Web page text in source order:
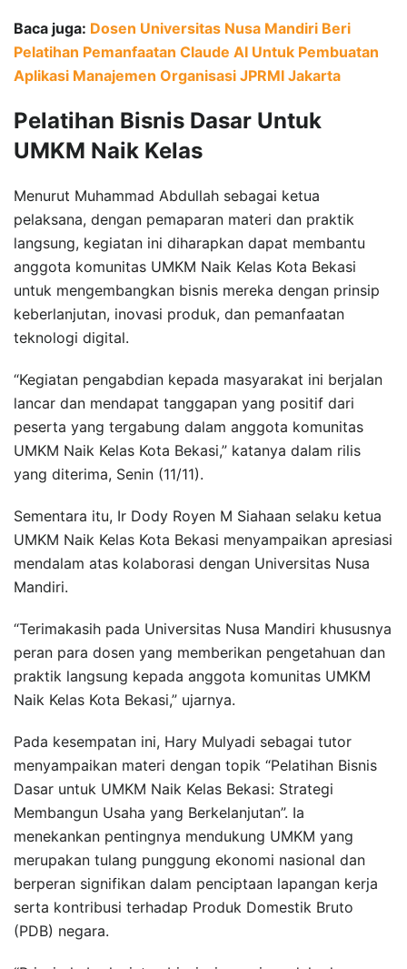
Baca juga: Dosen Universitas Nusa Mandiri Beri
Pelatihan Pemanfaatan Claude AI Untuk Pembuatan
Aplikasi Manajemen Organisasi JPRMI Jakarta
Pelatihan Bisnis Dasar Untuk
UMKM Naik Kelas
Menurut Muhammad Abdullah sebagai ketua
pelaksana, dengan pemaparan materi dan praktik
langsung, kegiatan ini diharapkan dapat membantu
anggota komunitas UMKM Naik Kelas Kota Bekasi
untuk mengembangkan bisnis mereka dengan prinsip
keberlanjutan, inovasi produk, dan pemanfaatan
teknologi digital.
“Kegiatan pengabdian kepada masyarakat ini berjalan
lancar dan mendapat tanggapan yang positif dari
peserta yang tergabung dalam anggota komunitas
UMKM Naik Kelas Kota Bekasi,” katanya dalam rilis
yang diterima, Senin (11/11).
Sementara itu, Ir Dody Royen M Siahaan selaku ketua
UMKM Naik Kelas Kota Bekasi menyampaikan apresiasi
mendalam atas kolaborasi dengan Universitas Nusa
Mandiri.
“Terimakasih pada Universitas Nusa Mandiri khususnya
peran para dosen yang memberikan pengetahuan dan
praktik langsung kepada anggota komunitas UMKM
Naik Kelas Kota Bekasi,” ujarnya.
Pada kesempatan ini, Hary Mulyadi sebagai tutor
menyampaikan materi dengan topik “Pelatihan Bisnis
Dasar untuk UMKM Naik Kelas Bekasi: Strategi
Membangun Usaha yang Berkelanjutan”. Ia
menekankan pentingnya mendukung UMKM yang
merupakan tulang punggung ekonomi nasional dan
berperan signifikan dalam penciptaan lapangan kerja
serta kontribusi terhadap Produk Domestik Bruto
(PDB) negara.